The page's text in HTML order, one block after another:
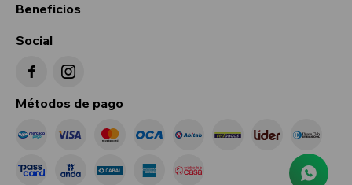
Beneficios
Social
 
Métodos de pago